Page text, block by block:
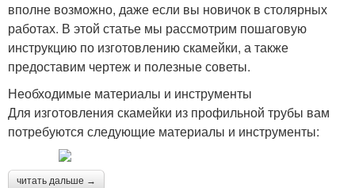
вполне возможно, даже если вы новичок в столярных
работах. В этой статье мы рассмотрим пошаговую
инструкцию по изготовлению скамейки, а также
предоставим чертеж и полезные советы.
Необходимые материалы и инструменты
Для изготовления скамейки из профильной трубы вам
потребуются следующие материалы и инструменты:
читать дальше →